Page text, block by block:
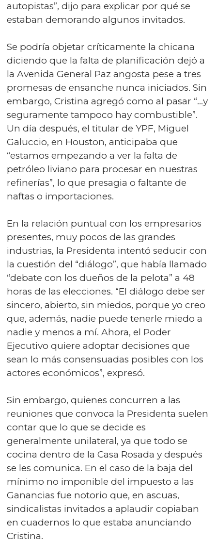
autopistas”, dijo para explicar por qué se
estaban demorando algunos invitados.
Se podría objetar críticamente la chicana
diciendo que la falta de planificación dejó a
la Avenida General Paz angosta pese a tres
promesas de ensanche nunca iniciados. Sin
embargo, Cristina agregó como al pasar “…y
seguramente tampoco hay combustible”.
Un día después, el titular de YPF, Miguel
Galuccio, en Houston, anticipaba que
“estamos empezando a ver la falta de
petróleo liviano para procesar en nuestras
refinerías”, lo que presagia o faltante de
naftas o importaciones.
En la relación puntual con los empresarios
presentes, muy pocos de las grandes
industrias, la Presidenta intentó seducir con
la cuestión del “diálogo”, que había llamado
“debate con los dueños de la pelota” a 48
horas de las elecciones. “El diálogo debe ser
sincero, abierto, sin miedos, porque yo creo
que, además, nadie puede tenerle miedo a
nadie y menos a mí. Ahora, el Poder
Ejecutivo quiere adoptar decisiones que
sean lo más consensuadas posibles con los
actores económicos”, expresó.
Sin embargo, quienes concurren a las
reuniones que convoca la Presidenta suelen
contar que lo que se decide es
generalmente unilateral, ya que todo se
cocina dentro de la Casa Rosada y después
se les comunica. En el caso de la baja del
mínimo no imponible del impuesto a las
Ganancias fue notorio que, en ascuas,
sindicalistas invitados a aplaudir copiaban
en cuadernos lo que estaba anunciando
Cristina.